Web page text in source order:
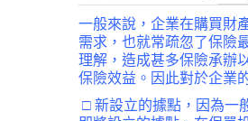
一般來說，企業在購買財
需求，也就常疏忽了保險
理解，造成甚多保險承辦
保險效益。因此對於企業
□ 新設立的據點，因為一